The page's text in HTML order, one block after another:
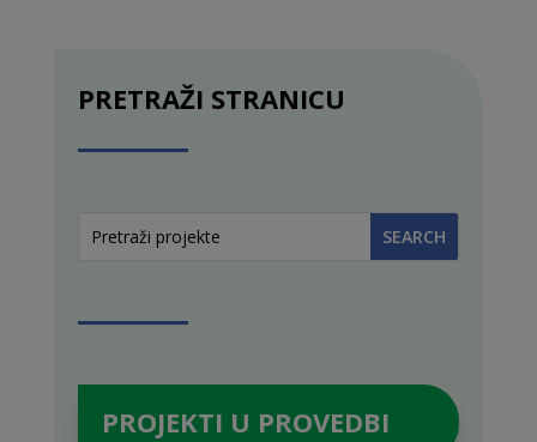
PRETRAŽI STRANICU
PROJEKTI U PROVEDBI